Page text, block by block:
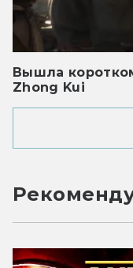
Вышла
Zhong Kui